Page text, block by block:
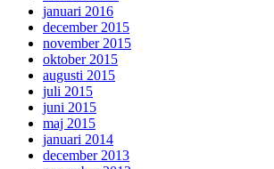
januari 2016
december 2015
november 2015
oktober 2015
augusti 2015
juli 2015
juni 2015
maj 2015
januari 2014
december 2013